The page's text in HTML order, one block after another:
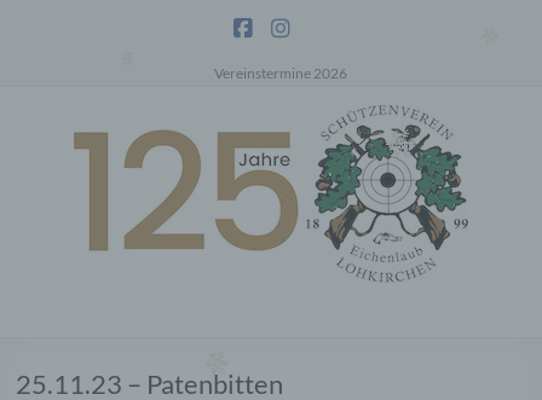
Vereinstermine 2026
Eichenlaub
25.11.23 – Patenbitten